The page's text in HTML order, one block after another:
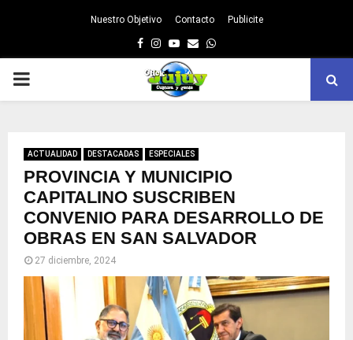
Nuestro Objetivo Contacto Publicite
Facebook
Instagram
Youtube
EmailWhatsapp
PRIMARY
ACTUALIDAD DESTACADAS ESPECIALES
PROVINCIA Y MUNICIPIO
CAPITALINO SUSCRIBEN
CONVENIO PARA DESARROLLO DE
OBRAS EN SAN SALVADOR
27 diciembre, 2024